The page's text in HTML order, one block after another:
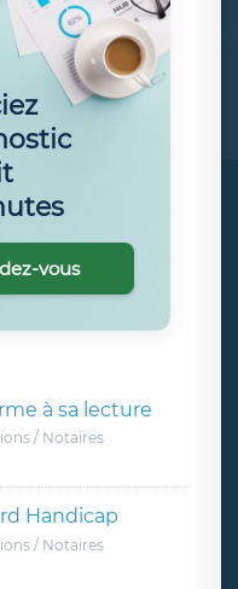
à sa lecture
/ Notaires
Handicap
/ Notaires
vous